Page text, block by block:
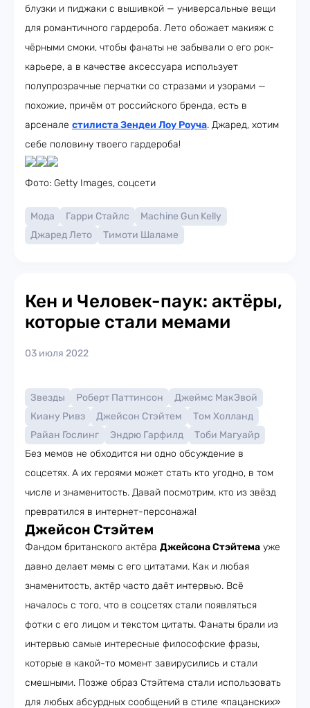
блузки и пиджаки с вышивкой — универсальные вещи
для романтичного гардероба. Лето обожает макияж с
чёрными смоки, чтобы фанаты не забывали о его рок-
карьере, а в качестве аксессуара использует
полупрозрачные перчатки со стразами и узорами —
похожие, причём от российского бренда, есть в
арсенале стилиста Зендеи Лоу Роуча. Джаред, хотим
себе половину твоего гардероба!
Фото: Getty Images, соцсети
Мода Гарри Стайлс
Machine Gun Kelly
Джаред Лето
Тимоти Шаламе
Кен и Человек-паук: актёры,
которые стали мемами
03 июля 2022
Звезды Роберт Паттинсон
Джеймс МакЭвой
Киану Ривз
Джейсон Стэйтем
Том Холланд
Райан Гослинг
Эндрю Гарфилд
Тоби Магуайр
Без мемов не обходится ни одно обсуждение в
соцсетях. А их героями может стать кто угодно, в том
числе и знаменитость. Давай посмотрим, кто из звёзд
превратился в интернет-персонажа!
Джейсон Стэйтем
Фандом британского актёра Джейсона Стэйтема уже
давно делает мемы с его цитатами. Как и любая
знаменитость, актёр часто даёт интервью. Всё
началось с того, что в соцсетях стали появляться
фотки с его лицом и текстом цитаты. Фанаты брали из
интервью самые интересные философские фразы,
которые в какой-то момент завирусились и стали
смешными. Позже образ Стэйтема стали использовать
для любых абсурдных сообщений в стиле «пацанских»